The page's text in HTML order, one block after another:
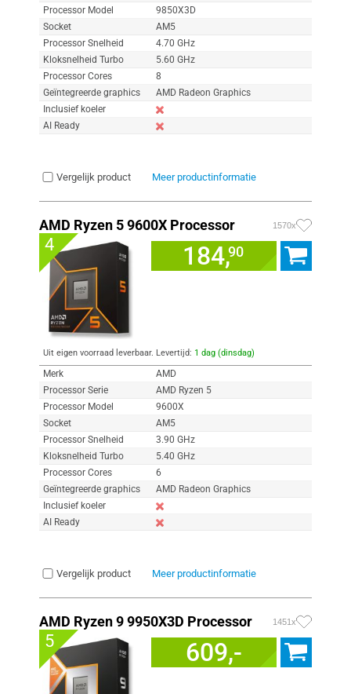
Processor Model
9850X3D
Socket
AM5
Processor Snelheid
4.70 GHz
Kloksnelheid Turbo
5.60 GHz
Processor Cores
8
Geïntegreerde graphics
AMD Radeon Graphics
Inclusief koeler
AI Ready
Vergelijk product Meer productinformatie
AMD Ryzen 5 9600X Processor 1570x
4 184,90
Uit eigen voorraad leverbaar. Levertijd: 1 dag (dinsdag)
Merk
AMD
Processor Serie
AMD Ryzen 5
Processor Model
9600X
Socket
AM5
Processor Snelheid
3.90 GHz
Kloksnelheid Turbo
5.40 GHz
Processor Cores
6
Geïntegreerde graphics
AMD Radeon Graphics
Inclusief koeler
AI Ready
Vergelijk product Meer productinformatie
AMD Ryzen 9 9950X3D Processor 1451x
5 609,-